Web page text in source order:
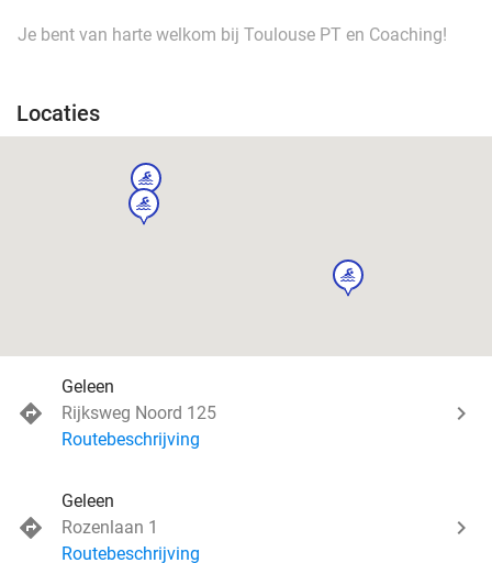
Je bent van harte welkom bij Toulouse PT en Coaching!
Locaties
sport
sport
sport
Geleen
Rijksweg Noord 125
Routebeschrijving
Geleen
Rozenlaan 1
Routebeschrijving